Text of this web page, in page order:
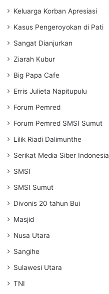
Keluarga Korban Apresiasi
Kasus Pengeroyokan di Pati
Sangat Dianjurkan
Ziarah Kubur
Big Papa Cafe
Erris Julieta Napitupulu
Forum Pemred
Forum Pemred SMSI Sumut
Lilik Riadi Dalimunthe
Serikat Media Siber Indonesia
SMSI
SMSI Sumut
Divonis 20 tahun Bui
Masjid
Nusa Utara
Sangihe
Sulawesi Utara
TNI